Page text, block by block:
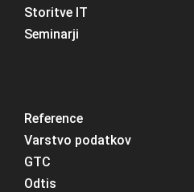
Storitve IT
Seminarji
Reference
Varstvo podatkov
GTC
Odtis